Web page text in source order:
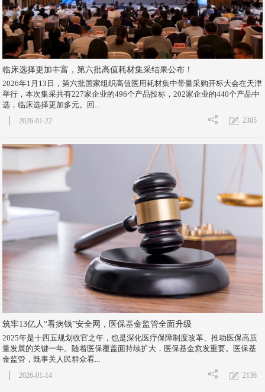
临床选择更加丰富，第六批高值耗材集采结果公布！
2026年1月13日，第六批国家组织高值医用耗材集中带量采购开标大会在天津
举行，本次集采共有227家企业的496个产品投标，202家企业的440个产品中
选，临床选择更加多元。回...
2305
2026-01-22
筑牢13亿人“看病钱”安全网，医保基金监管全面升级
2025年是十四五规划收官之年，也是深化医疗保障制度改革、推动医保高质
量发展的关键一年。随着医保覆盖面持续扩大，医保基金愈发重要。医保基
金监管，既事关人民群众看...
2136
2026-01-14